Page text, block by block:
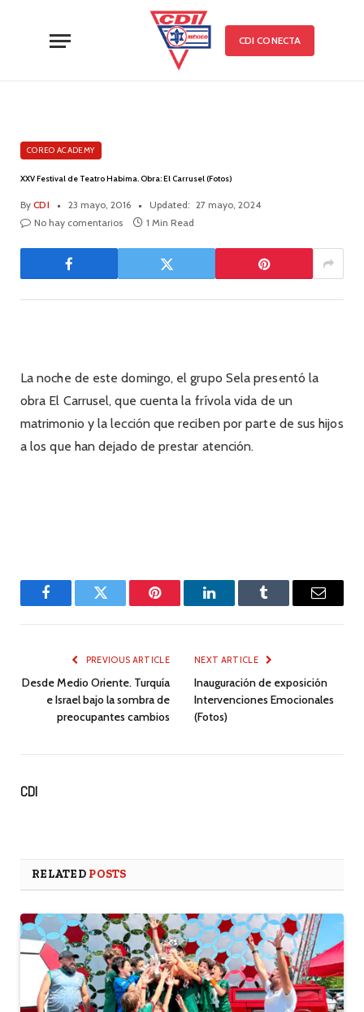
CDI CONECTA
COREO ACADEMY
XXV Festival de Teatro Habima. Obra: El Carrusel (Fotos)
By CDI 23 mayo, 2016 Updated: 27 mayo, 2024
No hay comentarios
1 Min Read
La noche de este domingo, el grupo Sela presentó la
obra El Carrusel, que cuenta la frívola vida de un
matrimonio y la lección que reciben por parte de sus hijos
a los que han dejado de prestar atención.
FacebookTwitter Pinterest LinkedInTumblr Email
PREVIOUS ARTICLE
Desde Medio Oriente. Turquía
e Israel bajo la sombra de
preocupantes cambios
NEXT ARTICLE
Inauguración de exposición
Intervenciones Emocionales
(Fotos)
CDI
RELATED POSTS